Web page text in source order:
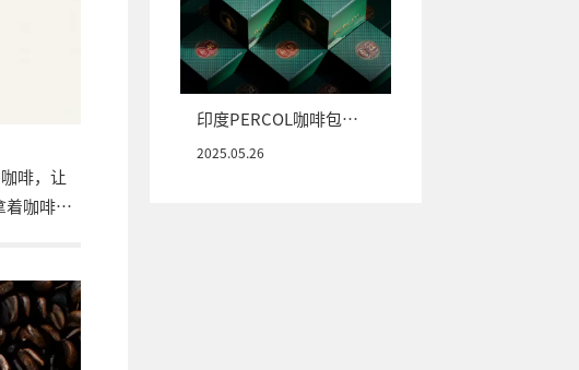
啡，让
着咖啡，
印度PERCOL咖啡包装
2025.05.26